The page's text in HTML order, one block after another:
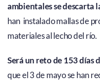
ambientales se descarta
han instalado mallas de
materiales al lecho del río.
Será un reto de 153 días
que el 3 de mayo se han